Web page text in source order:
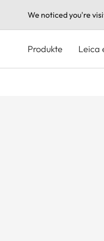
We noticed you're
Produkte Leica